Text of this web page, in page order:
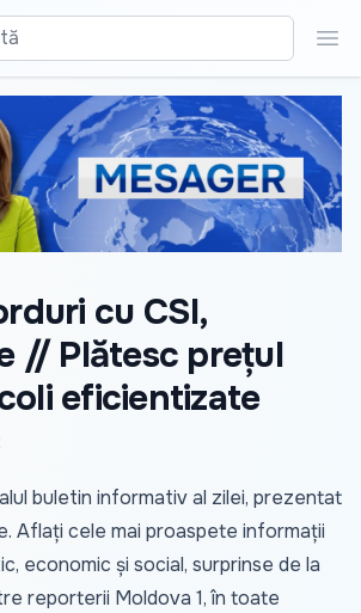
cu CSI,
// Plătesc prețul
eficientizate
buletin informativ al zilei, prezentat
Aflați cele mai proaspete informații
economic și social, surprinse de la
reporterii Moldova 1, în toate